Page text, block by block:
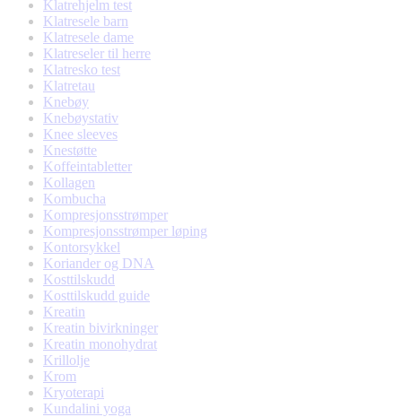
Klatrehjelm test
Klatresele barn
Klatresele dame
Klatreseler til herre
Klatresko test
Klatretau
Knebøy
Knebøystativ
Knee sleeves
Knestøtte
Koffeintabletter
Kollagen
Kombucha
Kompresjonsstrømper
Kompresjonsstrømper løping
Kontorsykkel
Koriander og DNA
Kosttilskudd
Kosttilskudd guide
Kreatin
Kreatin bivirkninger
Kreatin monohydrat
Krillolje
Krom
Kryoterapi
Kundalini yoga